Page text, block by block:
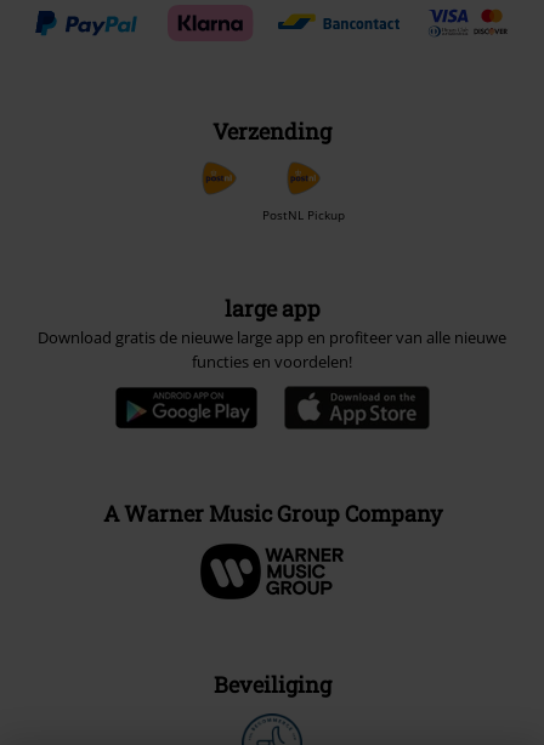
Verzending
PostNL Pickup
large app
Download gratis de nieuwe large app en profiteer van alle nieuwe
functies en voordelen!
A Warner Music Group Company
Beveiliging